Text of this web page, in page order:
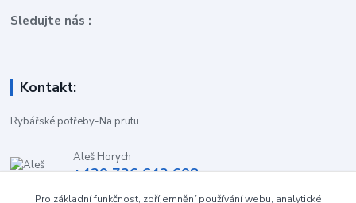
Sledujte nás :
Kontakt:
Rybářské potřeby-Na prutu
Aleš Horych
+420 736 642 608
Pro základní funkčnost, zpříjemnění používání webu, analytické